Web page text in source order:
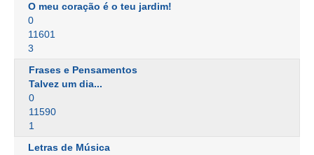
O meu coração é o teu jardim!
0
11601
3
Frases e Pensamentos
Talvez um dia...
0
11590
1
Letras de Música